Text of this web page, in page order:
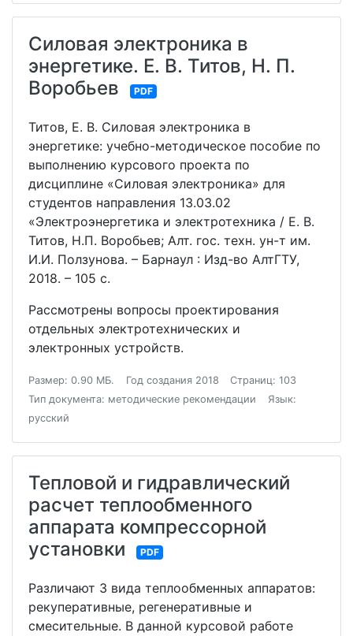
Силовая электроника в
энергетике. Е. В. Титов, Н. П.
Воробьев
PDF
Титов, Е. В. Силовая электроника в
энергетике: учебно-методическое пособие по
выполнению курсового проекта по
дисциплине «Силовая электроника» для
студентов направления 13.03.02
«Электроэнергетика и электротехника / Е. В.
Титов, Н.П. Воробьев; Алт. гос. техн. ун-т им.
И.И. Ползунова. – Барнаул : Изд-во АлтГТУ,
2018. – 105 с.
Рассмотрены вопросы проектирования
отдельных электротехнических и
электронных устройств.
Размер: 0.90 МБ. Год создания 2018
Страниц: 103
Тип документа: методические рекомендации
Язык:
русский
Тепловой и гидравлический
расчет теплообменного
аппарата компрессорной
установки
PDF
Различают 3 вида теплообменных аппаратов:
рекуперативные, регенеративные и
смесительные. В данной курсовой работе